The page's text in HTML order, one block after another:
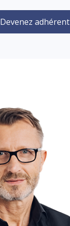
Devenez adhérent